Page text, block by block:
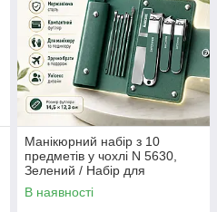
Манікюрний набір з 10
предметів у чохлі N 5630,
Зелений / Набір для
манікюру / Манікюрно-
педикюрний набір
В наявності